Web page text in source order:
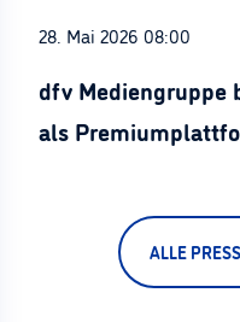
28. Mai 2026 08:00
dfv Mediengruppe
als
ALLE